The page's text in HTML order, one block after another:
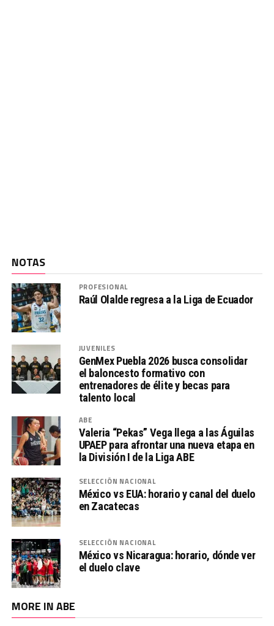
NOTAS
PROFESIONAL
Raúl Olalde regresa a la Liga de Ecuador
JUVENILES
GenMex Puebla 2026 busca consolidar
el baloncesto formativo con
entrenadores de élite y becas para
talento local
ABE
Valeria “Pekas” Vega llega a las Águilas
UPAEP para afrontar una nueva etapa en
la División I de la Liga ABE
SELECCIÓN NACIONAL
México vs EUA: horario y canal del duelo
en Zacatecas
SELECCIÓN NACIONAL
México vs Nicaragua: horario, dónde ver
el duelo clave
MORE IN ABE